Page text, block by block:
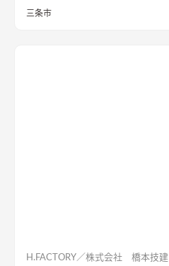
したお家になっています。
三条市
H.FACTORY／株式会社 橋本技建